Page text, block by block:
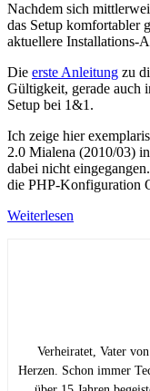
Nachdem sich
das Setup komfortabler
aktuellere Installations-
Die erste Anleitung zu
Gültigkeit, gerade auch
Setup bei 1&1.
Ich zeige hier
2.0 Mialena (2010/03)
dabei nicht
die PHP-Konfiguration
Weiterlesen
Verheiratet, Vater
Herzen. Schon immer